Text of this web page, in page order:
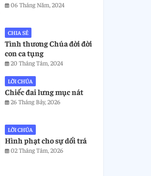
06 Tháng Năm, 2024
CHIA SẺ
Tình thương Chúa đời đời
con ca tụng
20 Tháng Tám, 2024
LỜI CHÚA
Chiếc đai lưng mục nát
26 Tháng Bảy, 2026
LỜI CHÚA
Hình phạt cho sự dối trá
02 Tháng Tám, 2026